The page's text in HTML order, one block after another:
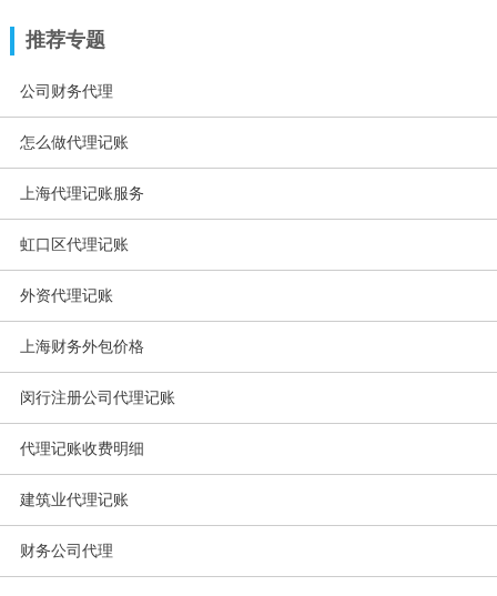
推荐专题
公司财务代理
怎么做代理记账
上海代理记账服务
虹口区代理记账
外资代理记账
上海财务外包价格
闵行注册公司代理记账
代理记账收费明细
建筑业代理记账
财务公司代理